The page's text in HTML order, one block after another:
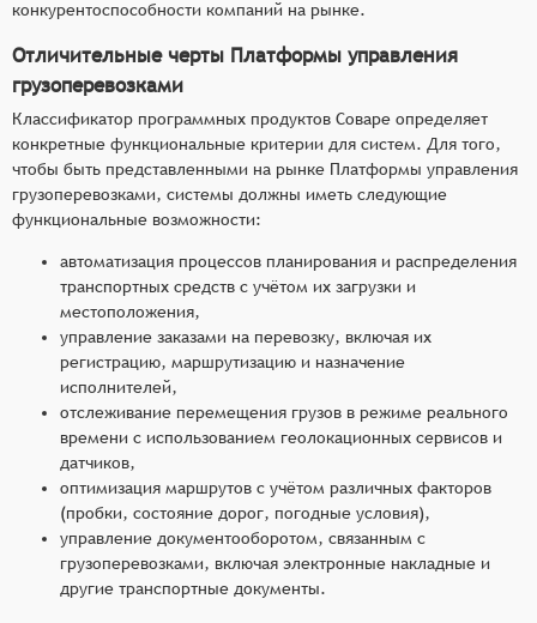
конкурентоспособности компаний на рынке.
Отличительные черты Платформы управления
грузоперевозками
Классификатор программных продуктов Соваре определяет
конкретные функциональные критерии для систем. Для того,
чтобы быть представленными на рынке Платформы управления
грузоперевозками, системы должны иметь следующие
функциональные возможности:
автоматизация процессов планирования и распределения
транспортных средств с учётом их загрузки и
местоположения,
управление заказами на перевозку, включая их
регистрацию, маршрутизацию и назначение
исполнителей,
отслеживание перемещения грузов в режиме реального
времени с использованием геолокационных сервисов и
датчиков,
оптимизация маршрутов с учётом различных факторов
(пробки, состояние дорог, погодные условия),
управление документооборотом, связанным с
грузоперевозками, включая электронные накладные и
другие транспортные документы.